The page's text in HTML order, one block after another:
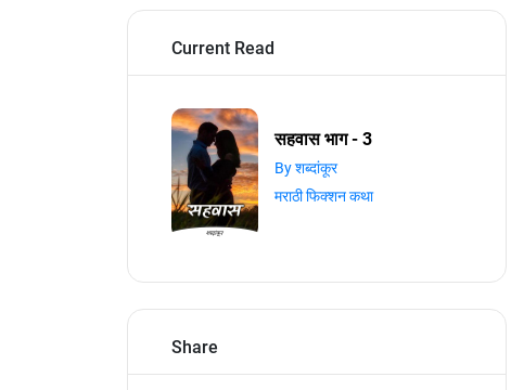
Current Read
सहवास भाग - 3
By शब्दांकूर
मराठी फिक्शन कथा
Share